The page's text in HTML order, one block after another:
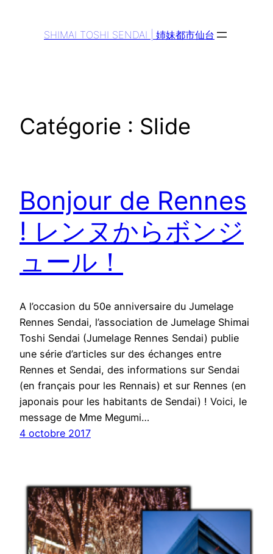
SHIMAI TOSHI SENDAI | 姉妹都市仙台
Catégorie : Slide
Bonjour de Rennes
! レンヌからボンジ
ュール！
A l’occasion du 50e anniversaire du Jumelage
Rennes Sendai, l’association de Jumelage Shimai
Toshi Sendai (Jumelage Rennes Sendai) publie
une série d’articles sur des échanges entre
Rennes et Sendai, des informations sur Sendai
(en français pour les Rennais) et sur Rennes (en
japonais pour les habitants de Sendai) ! Voici, le
message de Mme Megumi…
4 octobre 2017